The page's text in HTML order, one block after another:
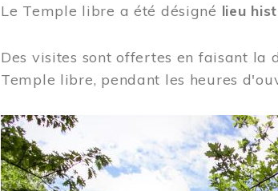
Le Temple libre a été désigné lieu
Des visites sont offertes en faisant la
Temple libre, pendant les heures
Image